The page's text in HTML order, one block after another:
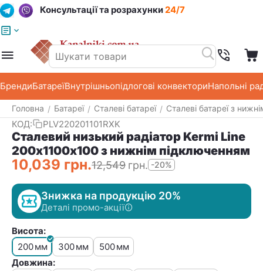
Консультації та розрахунки24/7
БрендиБатареїВнутрішньопідлогові конвекториНапольні
Головна / Батареї / Сталеві батареї / Сталеві батареї з
КОД: PLV220201101RXK
Сталевий низький радіатор Kermi Line
200х1100х100 з нижнім підключенням
10,039 грн.12,549 грн. -20%
Знижка на продукцію 20%
Деталі промо-акції
Висота:
200мм 300мм 500мм
Довжина: